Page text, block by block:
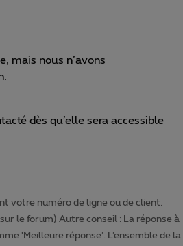
mais nous n’avons
dès qu’elle sera accessible
votre numéro de ligne ou de client.
le forum) Autre conseil : La réponse à
‘Meilleure réponse’. L’ensemble de la